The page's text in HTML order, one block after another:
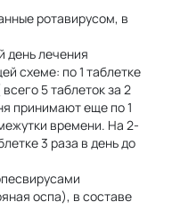
ротавирусом, в
день лечения
схеме: по 1 таблетке
5 таблеток за 2
принимают еще по 1
времени. На 2-
3 раза в день до
оспа), в составе